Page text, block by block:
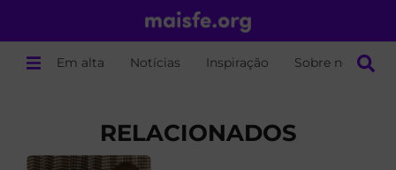
Em alta Notícias Inspiração Sobre nós
RELACIONADOS